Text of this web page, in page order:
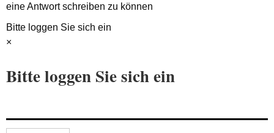
eine Antwort schreiben zu können
Bitte loggen Sie sich ein
×
Bitte loggen Sie sich ein